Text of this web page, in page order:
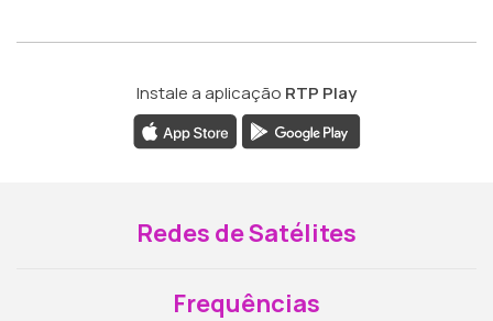
Instale a aplicação RTP Play
Redes de Satélites
Frequências